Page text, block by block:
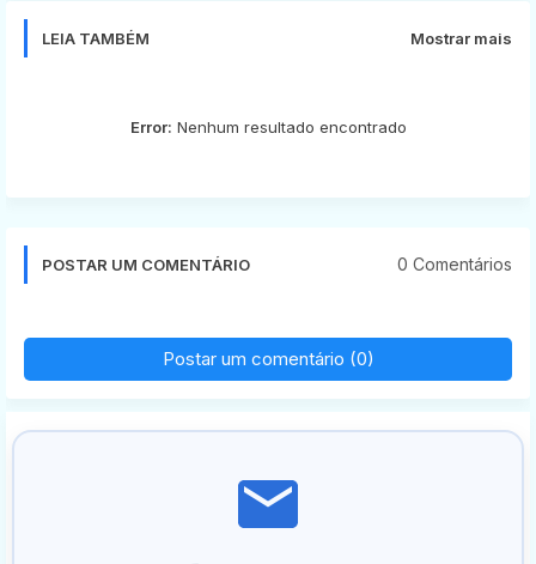
LEIA TAMBÉM Mostrar mais
Error: Nenhum resultado encontrado
POSTAR UM COMENTÁRIO 0 Comentários
Postar um comentário (0)